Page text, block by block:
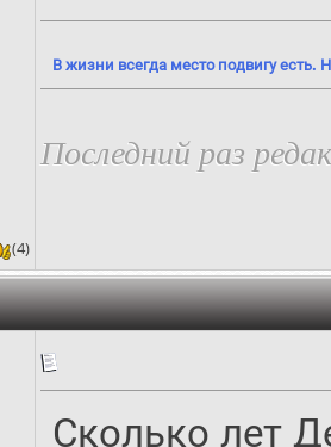
В жизни всегда место подвигу есть.
Последний раз
(4)
Сколько лет